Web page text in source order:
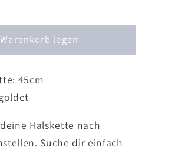
legen
45cm
Halskette nach
Suche dir einfach